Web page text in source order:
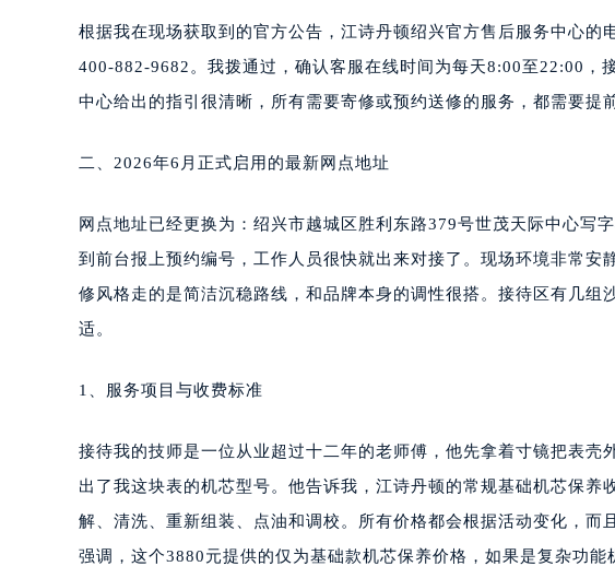
根据我在现场获取到的官方公告，江诗丹顿绍兴官方售后服务中心的
400-882-9682。我拨通过，确认客服在线时间为每天8:00至22:00，
中心给出的指引很清晰，所有需要寄修或预约送修的服务，都需要提
二、2026年6月正式启用的最新网点地址
网点地址已经更换为：绍兴市越城区胜利东路379号世茂天际中心写
到前台报上预约编号，工作人员很快就出来对接了。现场环境非常安
修风格走的是简洁沉稳路线，和品牌本身的调性很搭。接待区有几组
适。
1、服务项目与收费标准
接待我的技师是一位从业超过十二年的老师傅，他先拿着寸镜把表壳
出了我这块表的机芯型号。他告诉我，江诗丹顿的常规基础机芯保
解、清洗、重新组装、点油和调校。所有价格都会根据活动变化，
强调，这个3880元提供的仅为基础款机芯保养价格，如果是复杂功能